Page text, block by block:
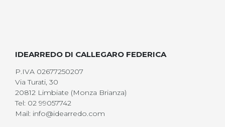
IDEARREDO DI CALLEGARO FEDERICA
P.IVA 02677250207
Via Turati, 30
20812 Limbiate (Monza Brianza)
Tel: 02 99057742
Mail: info@idearredo.com